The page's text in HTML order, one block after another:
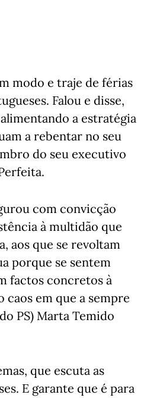
modo e traje de férias
Falou e disse,
a estratégia
a rebentar no seu
do seu executivo
com convicção
à multidão que
aos que se revoltam
porque se sentem
factos concretos à
caos em que a sempre
PS) Marta Temido
que escuta as
E garante que é para